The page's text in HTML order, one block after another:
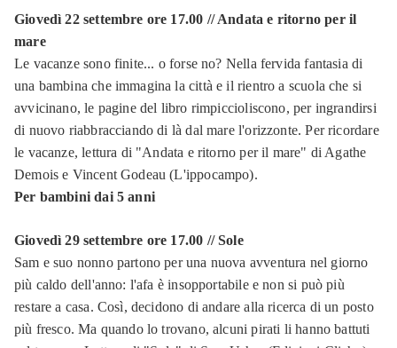
Giovedì 22 settembre ore 17.00 // Andata e ritorno per il
mare
Le vacanze sono finite... o forse no? Nella fervida fantasia di
una bambina che immagina la città e il rientro a scuola che si
avvicinano, le pagine del libro rimpiccioliscono, per ingrandirsi
di nuovo riabbracciando di là dal mare l'orizzonte. Per ricordare
le vacanze, lettura di "Andata e ritorno per il mare" di Agathe
Demois e Vincent Godeau (L'ippocampo).
Per bambini dai 5 anni
Giovedì 29 settembre ore 17.00 // Sole
Sam e suo nonno partono per una nuova avventura nel giorno
più caldo dell'anno: l'afa è insopportabile e non si può più
restare a casa. Così, decidono di andare alla ricerca di un posto
più fresco. Ma quando lo trovano, alcuni pirati li hanno battuti